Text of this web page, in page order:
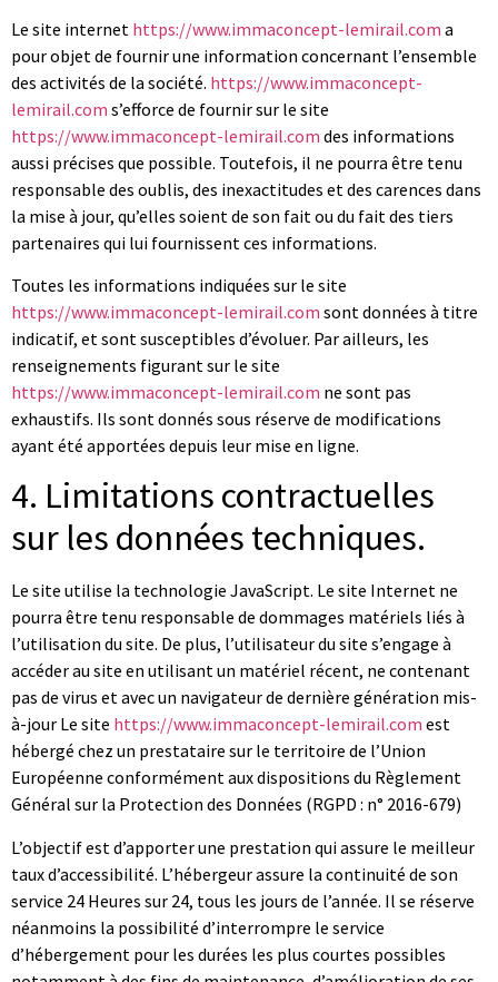
Le site internet https://www.immaconcept-lemirail.com a
pour objet de fournir une information concernant l’ensemble
des activités de la société. https://www.immaconcept-
lemirail.com s’efforce de fournir sur le site
https://www.immaconcept-lemirail.com des informations
aussi précises que possible. Toutefois, il ne pourra être tenu
responsable des oublis, des inexactitudes et des carences dans
la mise à jour, qu’elles soient de son fait ou du fait des tiers
partenaires qui lui fournissent ces informations.
Toutes les informations indiquées sur le site
https://www.immaconcept-lemirail.com sont données à titre
indicatif, et sont susceptibles d’évoluer. Par ailleurs, les
renseignements figurant sur le site
https://www.immaconcept-lemirail.com ne sont pas
exhaustifs. Ils sont donnés sous réserve de modifications
ayant été apportées depuis leur mise en ligne.
4. Limitations contractuelles
sur les données techniques.
Le site utilise la technologie JavaScript. Le site Internet ne
pourra être tenu responsable de dommages matériels liés à
l’utilisation du site. De plus, l’utilisateur du site s’engage à
accéder au site en utilisant un matériel récent, ne contenant
pas de virus et avec un navigateur de dernière génération mis-
à-jour Le site https://www.immaconcept-lemirail.com est
hébergé chez un prestataire sur le territoire de l’Union
Européenne conformément aux dispositions du Règlement
Général sur la Protection des Données (RGPD : n° 2016-679)
L’objectif est d’apporter une prestation qui assure le meilleur
taux d’accessibilité. L’hébergeur assure la continuité de son
service 24 Heures sur 24, tous les jours de l’année. Il se réserve
néanmoins la possibilité d’interrompre le service
d’hébergement pour les durées les plus courtes possibles